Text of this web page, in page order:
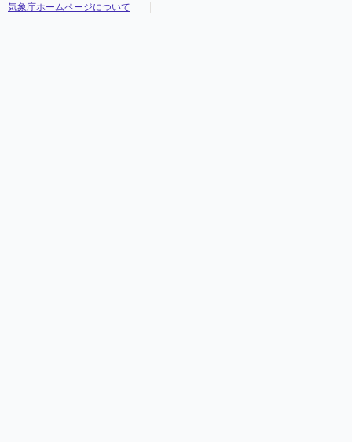
気象庁ホームページについて